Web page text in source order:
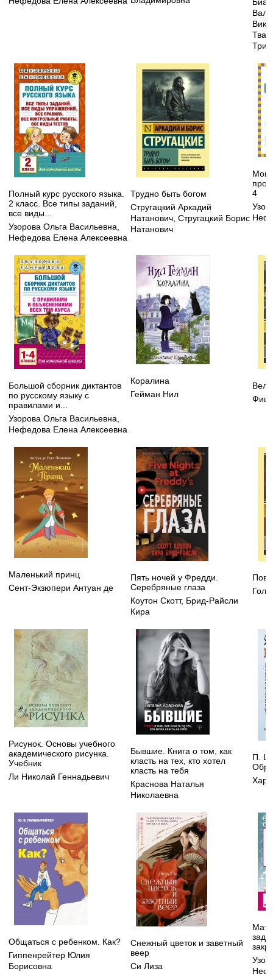
Полный курс русского языка.
2 класс. Все типы заданий,
все виды...
Узорова Ольга Васильевна
Нефедова Елена Алексеевна
Трудно быть богом
Стругацкий Аркадий
Натанович Стругацкий Борис
Натанович
Мои
4
Большой сборник диктантов
по русскому языку с
правилами и...
Узорова Ольга Васильевна
Нефедова Елена Алексеевна
Коралина
Гейман Нил
Маленький принц
Сент-Экзюпери Антуан де
Пять ночей у Фредди.
Серебряные глаза
Коутон Скотт, Брид-Райсли
Кира
Рисунок. Основы учебного
академического рисунка.
Учебник
Ли Николай Геннадьевич
Бывшие. Книга о том, как
класть на тех, кто хотел
класть на тебя
Краснова Наталья
Николаевна
П. Ш.
Общаться с ребенком. Как?
Гиппенрейтер Юлия
Борисовна
Снежный цветок и заветный
веер
Си Лиза